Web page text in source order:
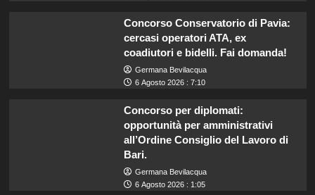
Concorso Conservatorio di Pavia:
cercasi operatori ATA, ex
coadiutori e bidelli. Fai domanda!
Germana Bevilacqua
6 Agosto 2026 : 7:10
Concorso per diplomati:
opportunità per amministrativi
all’Ordine Consiglio del Lavoro di
Bari.
Germana Bevilacqua
6 Agosto 2026 : 1:05